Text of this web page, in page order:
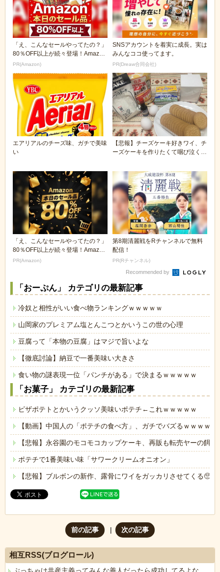
「え、こんなセールやってたの？」
80％OFF以上が続々登場！Amazon
の本気が...
PR(Amazon)
SNSアカウントを着実に成長。実は
みんなココ使ってます。
PR(Dreaw合同会社)
エアリアルのチーズ味、ガチで美味
い
【悲報】チーズケーキ好きワイ、チ
ーズケーキを作りたくて咽び泣く…
「え、こんなセールやってたの？」
80％OFF以上が続々登場！Amazon
の本気が...
PR(Amazon)
第8期清麗戦をRチャンネルで無料
配信！
PR(Rチャンネル)
Recommended by
「おーぷん」 カテゴリの最新記事
冷奴と相性がいい食べ物ランキングｗｗｗｗｗ
山岡家のプレミアム塩とんこつとかいうこの世の心理
豆腐って「本物の豆腐」はマジで旨いよな
【徹底討論】納豆で一番美味い大きさ
食い物の謎表現一位「パンチがある」で決まるｗｗｗｗｗ
「お菓子」 カテゴリの最新記事
ピザポテトとかいうクッソ美味いポテチ←これｗｗｗｗｗ
【動画】中国人の「ポテチの食べ方」、ガチでバズるｗｗｗｗｗ
【悲報】永谷園のモコモコカップケーキ、再販も転売ヤーの餌
ポテチで1番美味い味「サワークリームオニオン」
【悲報】ブルボンの新作、露骨にワイをガッカリさせてくる🥺🌰
前の記事 次の記事
相互RSS(ブログロール)